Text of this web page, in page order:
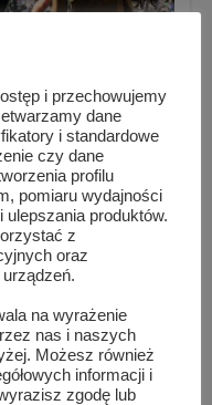
Niepodległej
i przechowujemy
dane
i standardowe
czy dane
profilu
pomiaru wydajności
produktów.
z
oraz
na wyrażenie
nas i naszych
Możesz również
informacji i
zgodę lub